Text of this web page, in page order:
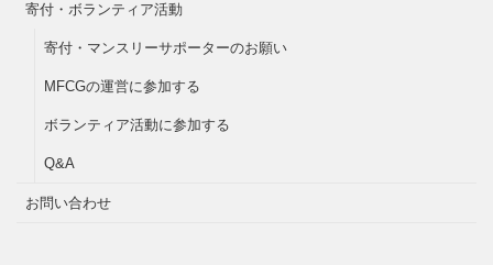
寄付・ボランティア活動
寄付・マンスリーサポーターのお願い
MFCGの運営に参加する
ボランティア活動に参加する
Q&A
お問い合わせ